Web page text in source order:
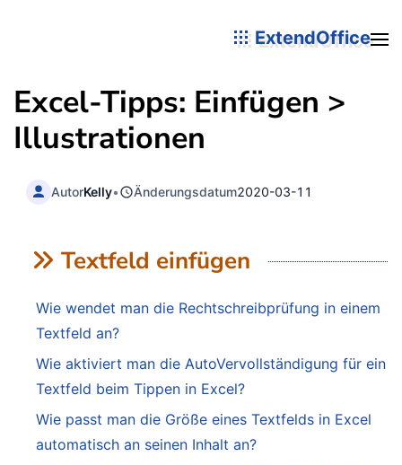
ExtendOffice
Excel-Tipps: Einfügen >
Illustrationen
AutorKelly• Änderungsdatum2020-03-11
Textfeld einfügen
Wie wendet man die Rechtschreibprüfung in einem
Textfeld an?
Wie aktiviert man die AutoVervollständigung für ein
Textfeld beim Tippen in Excel?
Wie passt man die Größe eines Textfelds in Excel
automatisch an seinen Inhalt an?